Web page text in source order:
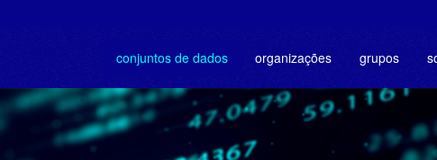
conjuntos de dados organizações grupos